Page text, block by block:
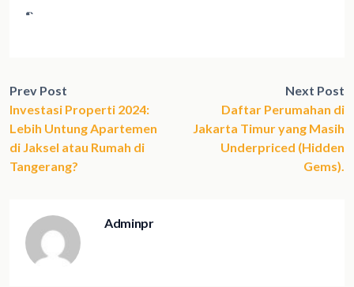
“`
Prev Post
Investasi Properti 2024:
Lebih Untung Apartemen
di Jaksel atau Rumah di
Tangerang?
Next Post
Daftar Perumahan di
Jakarta Timur yang Masih
Underpriced (Hidden
Gems).
Adminpr